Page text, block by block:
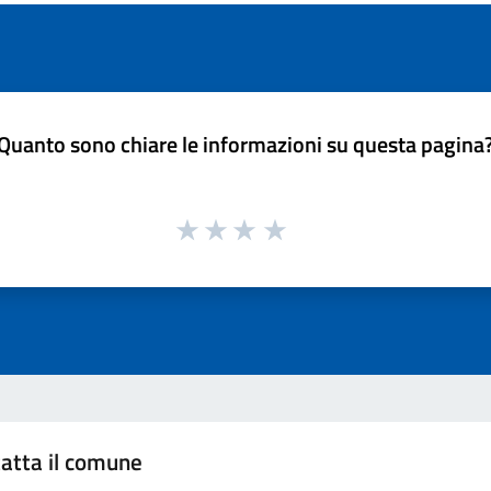
sono chiare le informazioni su questa
il comune